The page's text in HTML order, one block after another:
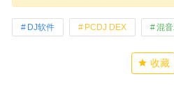
DJ软件 PCDJ DEX 混
收藏